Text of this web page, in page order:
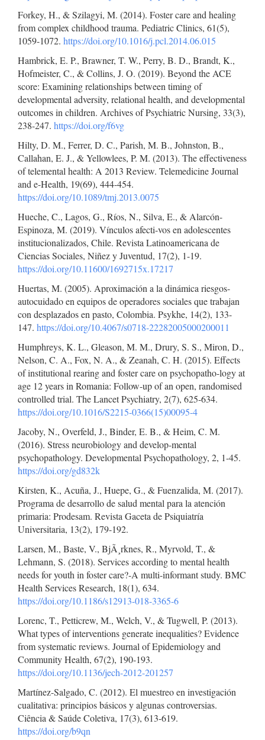
Forkey, H., & Szilagyi, M. (2014). Foster care and healing
from complex childhood trauma. Pediatric Clinics, 61(5),
1059-1072. https://doi.org/10.1016/j.pcl.2014.06.015
Hambrick, E. P., Brawner, T. W., Perry, B. D., Brandt, K.,
Hofmeister, C., & Collins, J. O. (2019). Beyond the ACE
score: Examining relationships between timing of
developmental adversity, relational health, and developmental
outcomes in children. Archives of Psychiatric Nursing, 33(3),
238-247. https://doi.org/f6vg
Hilty, D. M., Ferrer, D. C., Parish, M. B., Johnston, B.,
Callahan, E. J., & Yellowlees, P. M. (2013). The effectiveness
of telemental health: A 2013 Review. Telemedicine Journal
and e-Health, 19(69), 444-454.
https://doi.org/10.1089/tmj.2013.0075
Hueche, C., Lagos, G., Ríos, N., Silva, E., & Alarcón-
Espinoza, M. (2019). Vínculos afecti-vos en adolescentes
institucionalizados, Chile. Revista Latinoamericana de
Ciencias Sociales, Niñez y Juventud, 17(2), 1-19.
https://doi.org/10.11600/1692715x.17217
Huertas, M. (2005). Aproximación a la dinámica riesgos-
autocuidado en equipos de operadores sociales que trabajan
con desplazados en pasto, Colombia. Psykhe, 14(2), 133-
147. https://doi.org/10.4067/s0718-22282005000200011
Humphreys, K. L., Gleason, M. M., Drury, S. S., Miron, D.,
Nelson, C. A., Fox, N. A., & Zeanah, C. H. (2015). Effects
of institutional rearing and foster care on psychopatho-logy at
age 12 years in Romania: Follow-up of an open, randomised
controlled trial. The Lancet Psychiatry, 2(7), 625-634.
https://doi.org/10.1016/S2215-0366(15)00095-4
Jacoby, N., Overfeld, J., Binder, E. B., & Heim, C. M.
(2016). Stress neurobiology and develop-mental
psychopathology. Developmental Psychopathology, 2, 1-45.
https://doi.org/gd832k
Kirsten, K., Acuña, J., Huepe, G., & Fuenzalida, M. (2017).
Programa de desarrollo de salud mental para la atención
primaria: Prodesam. Revista Gaceta de Psiquiatría
Universitaria, 13(2), 179-192.
Larsen, M., Baste, V., BjÃ¸rknes, R., Myrvold, T., &
Lehmann, S. (2018). Services according to mental health
needs for youth in foster care?-A multi-informant study. BMC
Health Services Research, 18(1), 634.
https://doi.org/10.1186/s12913-018-3365-6
Lorenc, T., Petticrew, M., Welch, V., & Tugwell, P. (2013).
What types of interventions generate inequalities? Evidence
from systematic reviews. Journal of Epidemiology and
Community Health, 67(2), 190-193.
https://doi.org/10.1136/jech-2012-201257
Martínez-Salgado, C. (2012). El muestreo en investigación
cualitativa: principios básicos y algunas controversias.
Ciência & Saúde Coletiva, 17(3), 613-619.
https://doi.org/b9qn